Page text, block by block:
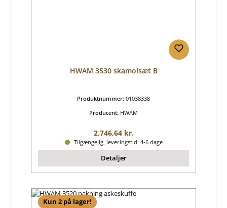
HWAM 3530 skamolsæt B
Produktnummer: 01038338
Producent: HWAM
Almindelig pris:
2.746,64 kr.
Tilgængelig, leveringstid: 4-6 dage
Detaljer
Kun 2 på lager!